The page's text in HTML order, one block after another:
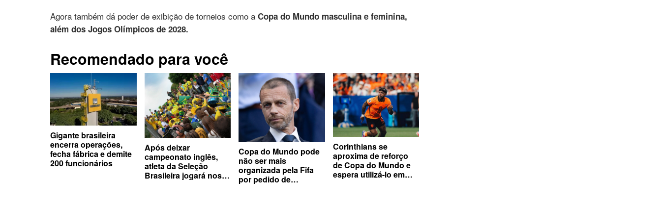
Agora também dá poder de exibição de torneios como a Copa do Mundo masculina e feminina,
além dos Jogos Olímpicos de 2028.
Recomendado para você
Gigante brasileira
encerra operações,
fecha fábrica e demite
200 funcionários
Após deixar
campeonato inglês,
atleta da Seleção
Brasileira jogará nos
Copa do Mundo pode
não ser mais
organizada pela Fifa
por pedido de
Corinthians se
aproxima de reforço
de Copa do Mundo e
espera utilizá-lo em